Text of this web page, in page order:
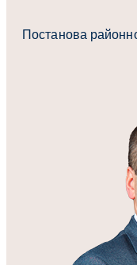
Постанова